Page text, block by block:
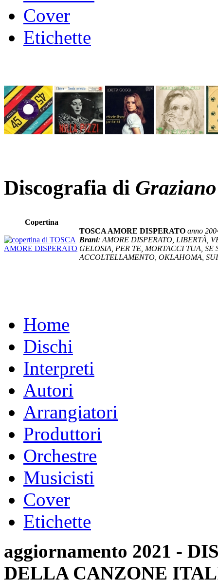
Cover
Etichette
Discografia di
Copertina
TOSCA AMORE DISPERATO anno
Brani: AMORE DISPERATO, LIBERTÀ,
GELOSIA, PER TE, MORTACCI TUA,
ACCOLTELLAMENTO, OKLAHOMA,
Home
Dischi
Interpreti
Autori
Arrangiatori
Produttori
Orchestre
Musicisti
Cover
Etichette
aggiornamento 2021 -
DELLA CANZONE